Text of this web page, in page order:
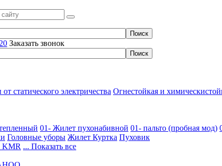
Заказать звонок
статического электричества Огнестойкая и
01- Жилет пухонабивной 01- пальто (пробная мод)
Головные уборы Жилет Куртка Пуховик
KMR ... Показать все